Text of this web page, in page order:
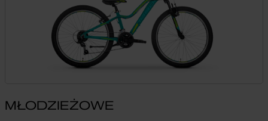
MŁODZIEŻOWE